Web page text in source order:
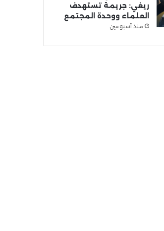
ريغي: جريمة تستهدف
العلماء ووحدة المجتمع
منذ أسبوعين